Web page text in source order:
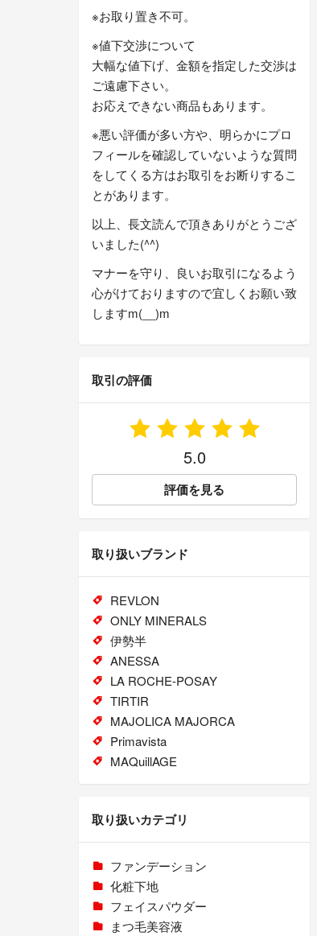
※お取り置き不可。
※値下交渉について
大幅な値下げ、金額を指定した交渉は
ご遠慮下さい。
お応えできない商品もあります。
※悪い評価が多い方や、明らかにプロ
フィールを確認していないような質問
をしてくる方はお取引をお断りするこ
とがあります。
以上、長文読んで頂きありがとうござ
いました(^^)
マナーを守り、良いお取引になるよう
心がけておりますので宜しくお願い致
しますm(__)m
取引の評価
5.0
評価を見る
取り扱いブランド
REVLON
ONLY MINERALS
伊勢半
ANESSA
LA ROCHE-POSAY
TIRTIR
MAJOLICA MAJORCA
Primavista
MAQuillAGE
取り扱いカテゴリ
ファンデーション
化粧下地
フェイスパウダー
まつ毛美容液